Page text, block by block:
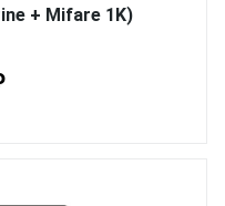
+ Mifare 1K)